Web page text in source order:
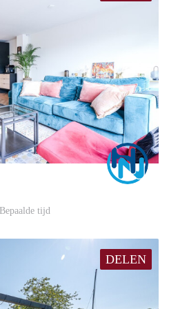
zijn indicatief.
tijd
DELEN